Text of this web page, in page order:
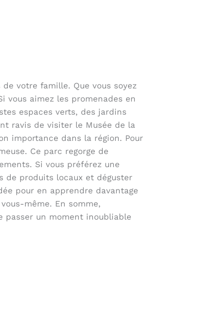
votre famille. Que vous soyez
vous aimez les promenades en
espaces verts, des jardins
ravis de visiter le Musée de la
importance dans la région. Pour
Ce parc regorge de
Si vous préférez une
de produits locaux et déguster
pour en apprendre davantage
même. En somme,
passer un moment inoubliable